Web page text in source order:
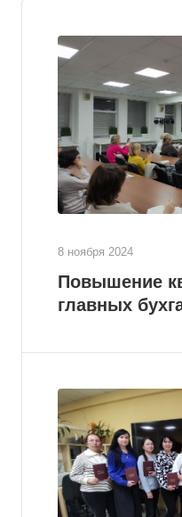
8 ноября 2024
Повышение
главных